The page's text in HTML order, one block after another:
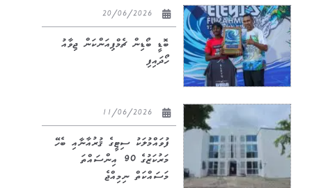
ބޮޑީ ބޯޑިން ޗެމްޕިއަންކަން ޖިވާއު
ހޯދައިފި
ފުވައްމުލަކު ސިޓީގެ ޤުރުއާނާއި ބެހޭ
މަރުކަޒުގެ 90 އިންސައްތަ
މަސައްކަތް ނިމިއްޖެ